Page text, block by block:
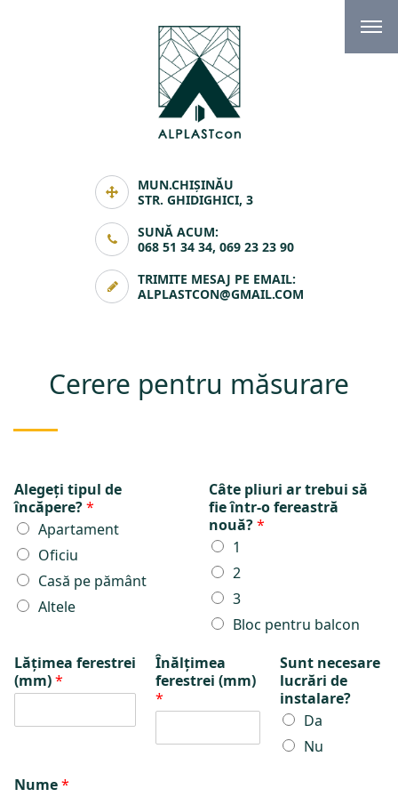
MUN.CHIȘINĂU
STR. GHIDIGHICI, 3
SUNĂ ACUM:
068 51 34 34, 069 23 23 90
TRIMITE MESAJ PE EMAIL:
ALPLASTCON@GMAIL.COM
Cerere pentru măsurare
Alegeți tipul de
încăpere?*
Apartament
Oficiu
Casă pe pământ
Altele
Câte pliuri ar trebui să
fie într-o fereastră
nouă?*
1
2
3
Bloc pentru balcon
Lățimea ferestrei
(mm)*
Înălțimea
ferestrei (mm)
*
Sunt necesare
lucrări de
instalare?
Da
Nu
Nume*